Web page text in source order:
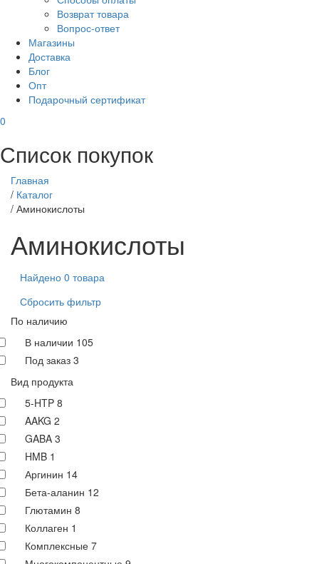
Возврат товара
Вопрос-ответ
Магазины
Доставка
Блог
Опт
Подарочный сертификат
0
Список покупок
Главная
/ Каталог
/ Аминокислоты
Аминокислоты
Найдено 0 товара
Сбросить фильтр
По наличию
В наличии 105
Под заказ 3
Вид продукта
5-HTP 8
AAKG 2
GABA 3
HMB 1
Аргинин 14
Бета-аланин 12
Глютамин 8
Коллаген 1
Комплексные 7